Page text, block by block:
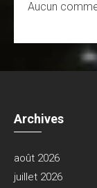
Aucun
Archives
août 2026
juillet 2026